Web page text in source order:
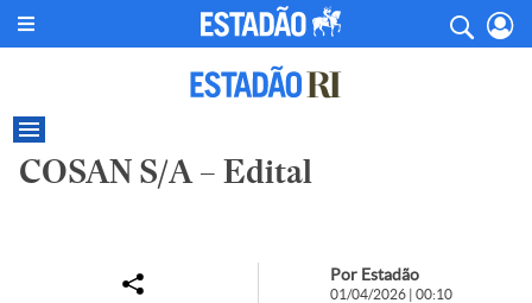
COSAN S/A – Edital
Por Estadão
01/04/2026 | 00:10